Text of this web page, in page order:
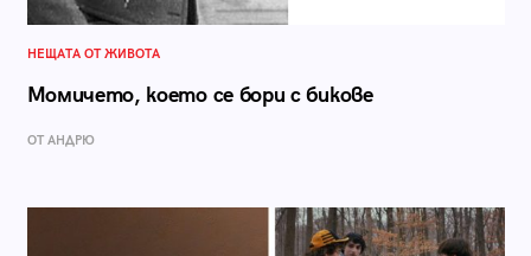
НЕЩАТА ОТ ЖИВОТА
Момичето, което се бори с бикове
ОТ АНДРЮ